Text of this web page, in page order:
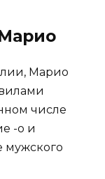
Марио
числе
-o и
мужского